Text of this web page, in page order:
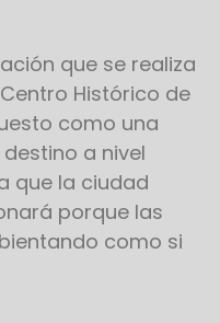
que se realiza
Histórico de
como una
a nivel
que la ciudad
porque las
como si